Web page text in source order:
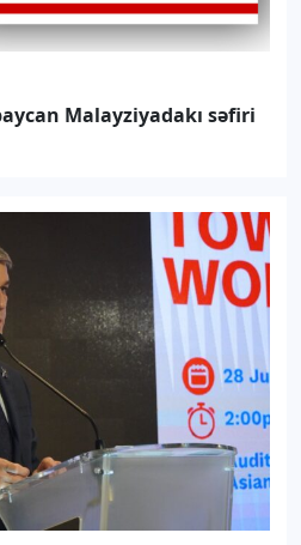
Malayziyadakı səfiri